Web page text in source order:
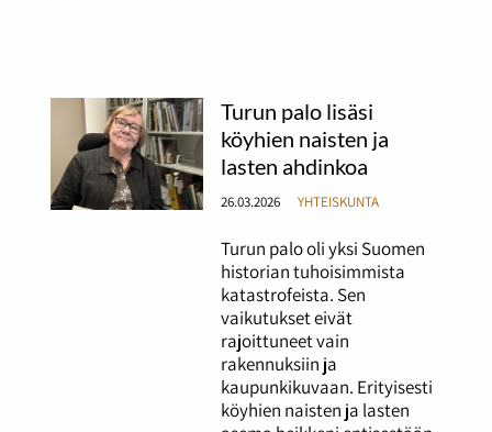
Turun palo lisäsi
köyhien naisten ja
lasten ahdinkoa
26.03.2026 YHTEISKUNTA
Turun palo oli yksi Suomen
historian tuhoisimmista
katastrofeista. Sen
vaikutukset eivät
rajoittuneet vain
rakennuksiin ja
kaupunkikuvaan. Erityisesti
köyhien naisten ja lasten